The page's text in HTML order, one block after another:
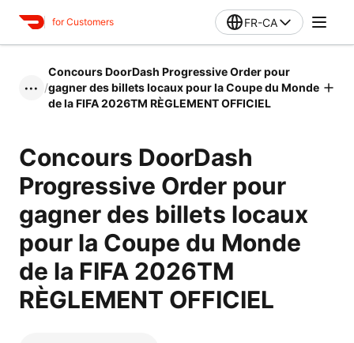
for Customers FR-CA
••• /
Concours DoorDash Progressive Order pour
gagner des billets locaux pour la Coupe du Monde
de la FIFA 2026TM RÈGLEMENT OFFICIEL
Concours DoorDash
Progressive Order pour
gagner des billets locaux
pour la Coupe du Monde
de la FIFA 2026TM
RÈGLEMENT OFFICIEL